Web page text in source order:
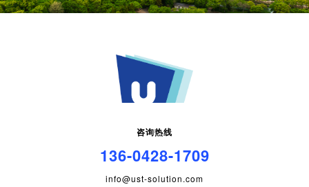
咨询热线
136-0428-1709
info@ust-solution.com